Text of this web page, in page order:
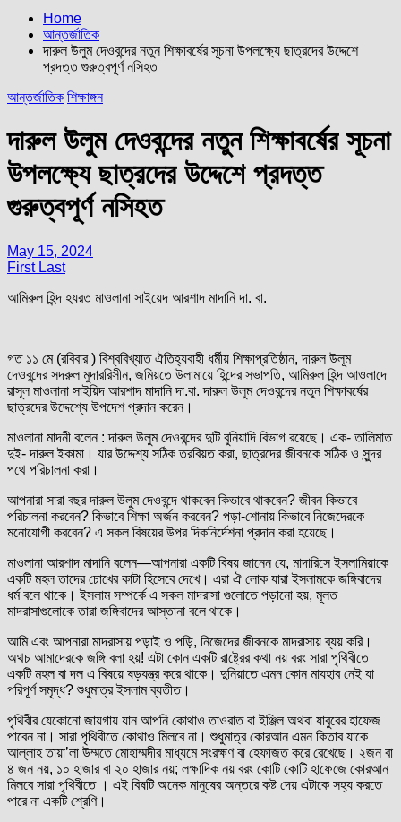
Home
আন্তর্জাতিক
দারুল উলুম দেওবন্দের নতুন শিক্ষাবর্ষের সূচনা উপলক্ষ্যে ছাত্রদের উদ্দেশে
প্রদত্ত গুরুত্বপূর্ণ নসিহত
আন্তর্জাতিক শিক্ষাঙ্গন
দারুল উলুম দেওবন্দের নতুন শিক্ষাবর্ষের সূচনা
উপলক্ষ্যে ছাত্রদের উদ্দেশে প্রদত্ত
গুরুত্বপূর্ণ নসিহত
May 15, 2024
First Last
আমিরুল হিন্দ হযরত মাওলানা সাইয়েদ আরশাদ মাদানি দা. বা.
গত ১১ মে (রবিবার ) বিশ্ববিখ্যাত ঐতিহ্যবাহী ধর্মীয় শিক্ষাপ্রতিষ্ঠান, দারুল উলূম
দেওবন্দের সদরুল মুদাররিসীন, জমিয়তে উলামায়ে হিন্দের সভাপতি, আমিরুল হিন্দ আওলাদে
রাসূল মাওলানা সাইয়িদ আরশাদ মাদানি দা.বা. দারুল উলুম দেওবন্দের নতুন শিক্ষাবর্ষের
ছাত্রদের উদ্দেশ্যে উপদেশ প্রদান করেন।
মাওলানা মাদনী বলেন : দারুল উলুম দেওবন্দের দুটি বুনিয়াদি বিভাগ রয়েছে। এক- তালিমাত
দুই- দারুল ইকামা। যার উদ্দেশ্য সঠিক তরবিয়ত করা, ছাত্রদের জীবনকে সঠিক ও সুন্দর
পথে পরিচালনা করা।
আপনারা সারা বছর দারুল উলুম দেওবন্দে থাকবেন কিভাবে থাকবেন? জীবন কিভাবে
পরিচালনা করবেন? কিভাবে শিক্ষা অর্জন করবেন? পড়া-শোনায় কিভাবে নিজেদেরকে
মনোযোগী করবেন? এ সকল বিষয়ের উপর দিকনির্দেশনা প্রদান করা হয়েছে।
মাওলানা আরশাদ মাদানি বলেন—আপনারা একটি বিষয় জানেন যে, মাদারিসে ইসলামিয়াকে
একটি মহল তাদের চোখের কাটা হিসেবে দেখে। এরা ঐ লোক যারা ইসলামকে জঙ্গিবাদের
ধর্ম বলে থাকে। ইসলাম সম্পর্কে এ সকল মাদরাসা গুলোতে পড়ানো হয়, মূলত
মাদরাসাগুলোকে তারা জঙ্গিবাদের আস্তানা বলে থাকে।
আমি এবং আপনারা মাদরাসায় পড়াই ও পড়ি, নিজেদের জীবনকে মাদরাসায় ব্যয় করি।
অথচ আমাদেরকে জঙ্গি বলা হয়! এটা কোন একটি রাষ্ট্রের কথা নয় বরং সারা পৃথিবীতে
একটি মহল বা দল এ বিষয়ে ষড়যন্ত্র করে থাকে। দুনিয়াতে এমন কোন মাযহাব নেই যা
পরিপূর্ণ সমৃদ্ধ? শুধুমাত্র ইসলাম ব্যতীত।
পৃথিবীর যেকোনো জায়গায় যান আপনি কোথাও তাওরাত বা ইঞ্জিল অথবা যাবুরের হাফেজ
পাবেন না। সারা পৃথিবীতে কোথাও মিলবে না। শুধুমাত্র কোরআন এমন কিতাব যাকে
আল্লাহ তায়া’লা উম্মতে মোহাম্মদীর মাধ্যমে সংরক্ষণ বা হেফাজত করে রেখেছে। ২জন বা
৪ জন নয়, ১০ হাজার বা ২০ হাজার নয়; লক্ষাদিক নয় বরং কোটি কোটি হাফেজে কোরআন
মিলবে সারা পৃথিবীতে । এই বিষটি অনেক মানুষের অন্তরে কষ্ট দেয় এটাকে সহ্য করতে
পারে না একটি শ্রেণি।